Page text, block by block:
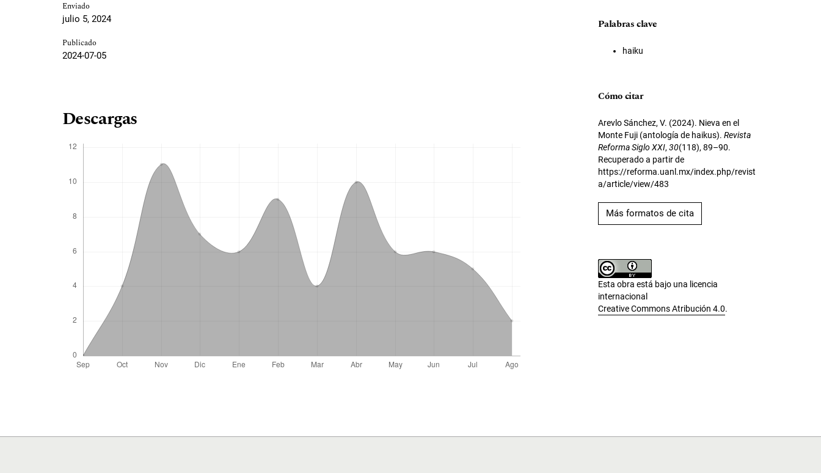
Enviado
julio 5, 2024
Publicado
2024-07-05
Descargas
Palabras clave
haiku
Cómo citar
Arevlo Sánchez, V. (2024). Nieva en el
Monte Fuji (antología de haikus).Revista
Reforma Siglo XXI,30(118), 89–90.
Recuperado a partir de
https://reforma.uanl.mx/index.php/revist
a/article/view/483
Más formatos de cita
Esta obra está bajo una licencia
internacional
Creative Commons Atribución 4.0.